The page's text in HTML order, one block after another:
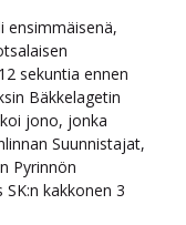
ensimmäisenä,
sekuntia ennen
Bäkkelagetin
jono, jonka
Suunnistajat,
Pyrinnön
kakkonen 3